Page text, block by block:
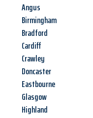
Angus
Birmingham
Bradford
Cardiff
Crawley
Doncaster
Eastbourne
Glasgow
Highland